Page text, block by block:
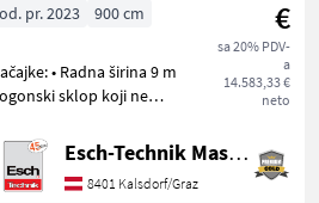
€
sa 20% PDV-
a
14.583,33 €
neto
pr. 2023 900 cm
• Radna širina 9 m
sklop koji ne
ProLine mjenjač •
dimenzije za
i skladištenje –
Esch-Technik Maschinenhandels GmbH, Vertriebszentrum Süd
8401 Kalsdorf/Graz